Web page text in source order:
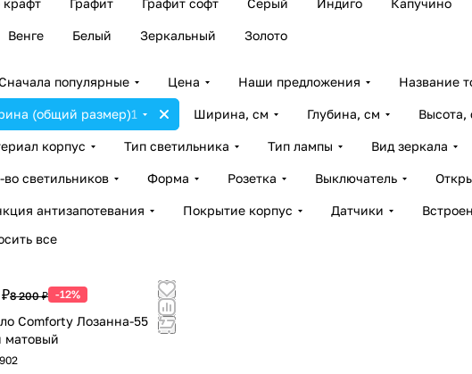
крафт Графит Графит софт Серый Индиго Капучино
Венге Белый Зеркальный Золото
популярные Цена Наши предложения Название
(общий размер)1 Ширина, см Глубина, см Высота,
корпус Тип светильника Тип лампы Вид зеркала
во светильников Форма Розетка Выключатель
антизапотевания Покрытие корпус Датчики
все
8 200 ₽ -12%
Comforty Лозанна-55
матовый